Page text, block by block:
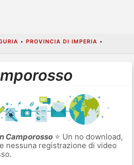
• PROVINCIA DI IMPERIA •
Camporosso⭐ Un no download,
nessuna registrazione di video